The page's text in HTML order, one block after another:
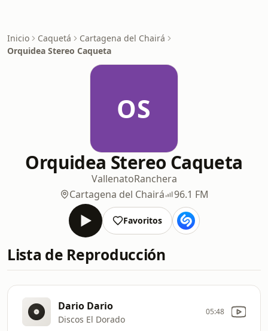
Inicio Caquetá
Cartagena del Chairá
Orquidea Stereo Caqueta
OS
Orquidea Stereo Caqueta
VallenatoRanchera
Cartagena del Chairá
96.1 FM
Favoritos
Lista de Reproducción
Dario Dario
Discos El Dorado
05:48